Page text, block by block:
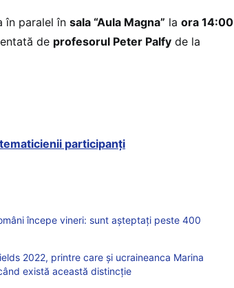
în paralel în sala “Aula Magna” la ora 14:00
de profesorul Peter Palfy de la
participanți
începe vineri: sunt așteptați peste 400
2022, printre care și ucraineanca Marina
există această distincție